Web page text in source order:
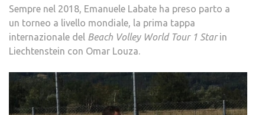
Sempre nel 2018, Emanuele Labate ha preso parto a
un torneo a livello mondiale, la prima tappa
internazionale del Beach Volley World Tour 1 Starin
Liechtenstein con Omar Louza.